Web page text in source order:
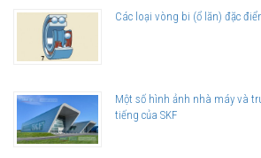
Các loại vòng bi (ổ lăn) đặc
Một số hình ảnh nhà máy và
tiếng của SKF